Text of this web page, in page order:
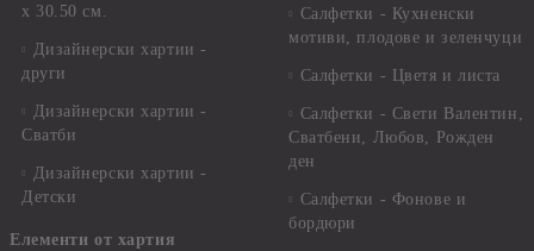
x 30.50 см.
Дизайнерски хартии -
други
Дизайнерски хартии -
Сватби
Дизайнерски хартии -
Детски
Елементи от хартия
Салфетки - Кухненски
мотиви, плодове и зеленчуци
Салфетки - Цветя и листа
Салфетки - Свети Валентин,
Сватбени, Любов, Рожден
ден
Салфетки - Фонове и
бордюри